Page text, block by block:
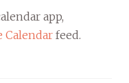
app,
Calendarfeed.